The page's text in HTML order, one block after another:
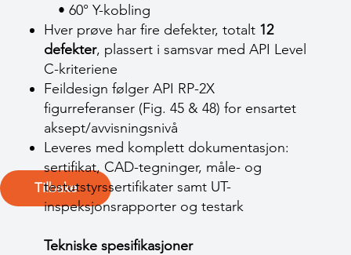
Tilbake
• 60° Y-kobling
Hver prøve har fire defekter, totalt 12
defekter, plassert i samsvar med API Level
C-kriteriene
Feildesign følger API RP-2X
figurreferanser (Fig. 45 & 48) for ensartet
aksept/avvisningsnivå
Leveres med komplett dokumentasjon:
sertifikat, CAD-tegninger, måle- og
testutstyrssertifikater samt UT-
inspeksjonsrapporter og testark
Tekniske spesifikasjoner